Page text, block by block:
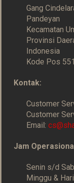
Gang
Pandeyan
Kecamatan
Provinsi
Indonesia
Kode Pos
Kontak:
Customer
Customer
Email:
Jam
Senin s/d
Minggu &